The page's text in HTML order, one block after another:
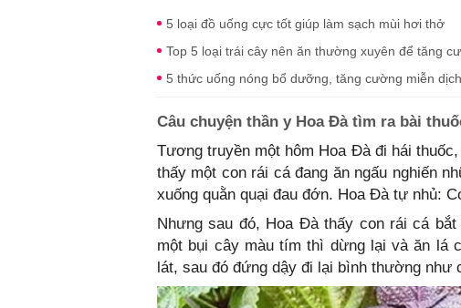
5 loại đồ uống cực tốt giúp làm sạch mùi hơi thở
Top 5 loại trái cây nên ăn thường xuyên để tăng
5 thức uống nóng bổ dưỡng, tăng cường miễn
Câu chuyện thần y Hoa Đà tìm ra bài
Tương truyền một hôm Hoa Đà đi hái
thấy một con rái cá đang ăn ngấu nghiến
xuống quằn quại đau đớn. Hoa Đà tự nhủ:
Nhưng sau đó, Hoa Đà thấy con rái cá
một bụi cây màu tím thì dừng lại và ăn lá
lát, sau đó đứng dậy đi lại bình thường như